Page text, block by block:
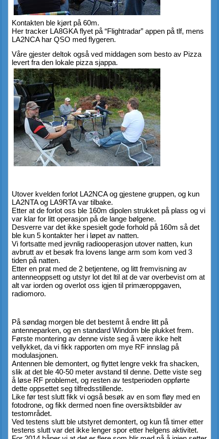
Kontakten ble kjørt på 60m.
Her tracker LA8GKA flyet på “Flightradar” appen på tlf, mens
LA2NCA har QSO med flygeren.
Våre gjester deltok også ved middagen som besto av Pizza
levert fra den lokale pizza sjappa.
Utover kvelden forlot LA2NCA og gjestene gruppen, og kun
LA2NTA og LA9RTA var tilbake.
Etter at de forlot oss ble 160m dipolen strukket på plass og vi
var klar for litt operasjon på de lange bølgene.
Desverre var det ikke spesielt gode forhold på 160m så det
ble kun 5 kontakter her i løpet av natten.
Vi fortsatte med jevnlig radiooperasjon utover natten, kun
avbrutt av et besøk fra lovens lange arm som kom ved 3
tiden på natten.
Etter en prat med de 2 betjentene, og litt fremvisning av
antenneoppsett og utstyr lot det ltil at de var overbevist om at
alt var iorden og overlot oss igjen til primæroppgaven,
radiomoro.
På søndag morgen ble det bestemt å endre litt på
antenneparken, og en standard Windom ble plukket frem.
Første montering av denne viste seg å være ikke helt
vellykket, da vi fikk rapporten om mye RF innslag på
modulasjonen.
Antennen ble demontert, og flyttet lengre vekk fra shacken,
slik at det ble 40-50 meter avstand til denne. Dette viste seg
å løse RF problemet, og resten av testperioden oppførte
dette oppsettet seg tilfredsstillende.
Like før test slutt fikk vi også besøk av en som fløy med en
fotodrone, og fikk dermed noen fine oversiktsbilder av
testområdet.
Ved testens slutt ble utstyret demontert, og kun få timer etter
testens slutt var det ikke lenger spor etter helgens aktivitet.